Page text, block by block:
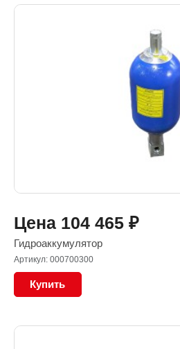
Цена 104 465 ₽
Гидроаккумулятор
Артикул: 000700300
Купить